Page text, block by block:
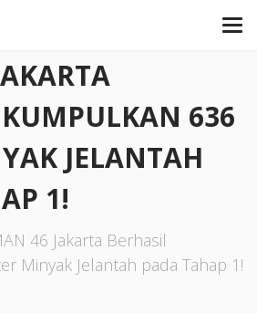
636
JELANTAH
1!
46 Jakarta Berhasil
Minyak Jelantah pada Tahap 1!